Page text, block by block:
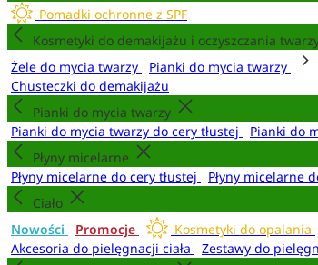
Pomadki ochronne z SPF
Kosmetyki do demakijażu i oczyszczania
Żele do mycia twarzy
Pianki do mycia twarzy
Chusteczki do demakijażu
Pianki do mycia twarzy
Pianki do mycia twarzy do cery tłustej
Pianki do
Płyny micelarne
Płyny micelarne do cery tłustej
Płyny micelarne
Ciało
Nowości
Promocje Kosmetyki do opalania
Akcesoria do pielęgnacji ciała
Zestawy do